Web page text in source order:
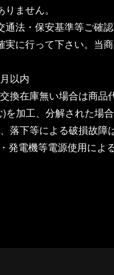
ません。
法・保安基準等ご確認
に行って下さい。当
以内
換在庫無い場合は商品
加工、分解された場
落下等による破損故障
発電機等電源使用によ